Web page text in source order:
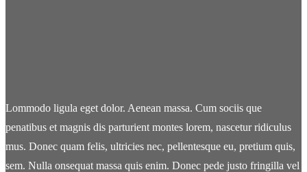
Lommodo ligula eget dolor. Aenean massa. Cum sociis que
penatibus et magnis dis parturient montes lorem, nascetur ridiculus
mus. Donec quam felis, ultricies nec, pellentesque eu, pretium quis,
sem. Nulla onsequat massa quis enim. Donec pede justo fringilla vel